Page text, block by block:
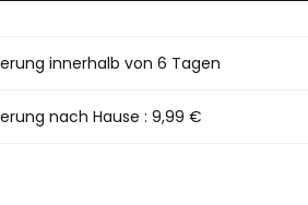
innerhalb von 6 Tagen
nach Hause :9,99 €